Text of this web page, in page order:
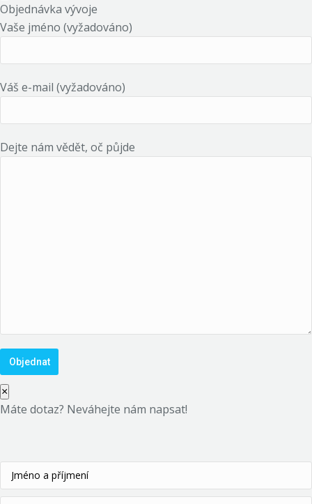
Objednávka vývoje
Vaše jméno (vyžadováno)
Váš e-mail (vyžadováno)
Dejte nám vědět, oč půjde
×
Máte dotaz? Neváhejte nám napsat!